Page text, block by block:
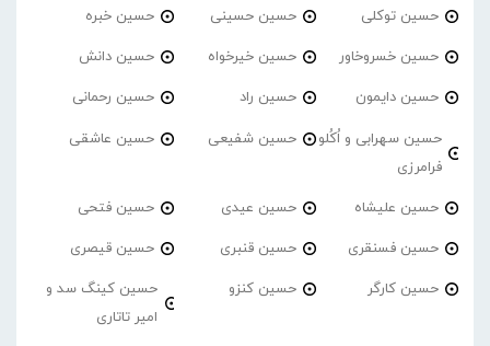
حسین توکلی حسین حسینی حسین خبره
حسین خسروخاور حسین خیرخواه حسین دانش
حسین دایمون حسین راد حسین رحمانی
حسین سهرابی و اُکُلو
فرامرزی
حسین شفیعی حسین عاشقی
حسین علیشاه حسین عیدی حسین فتحی
حسین فسنقری حسین قنبری حسین قیصری
حسین کارگر حسین کنزو
حسین کینگ سد و
امیر تاتاری